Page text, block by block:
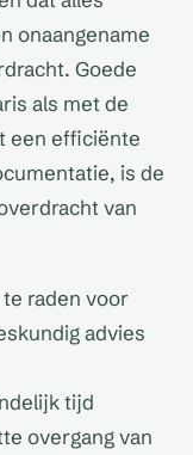
onaangename
Goede
als met de
een efficiënte
is de
van
raden voor
advies
tijd
overgang van